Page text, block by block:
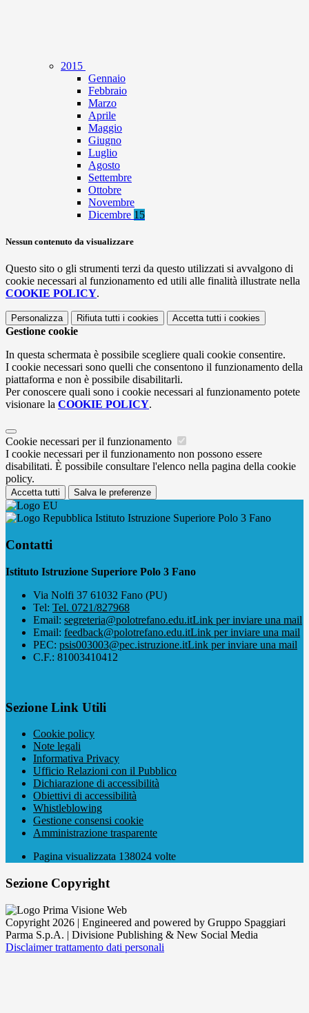
2015
Gennaio
Febbraio
Marzo
Aprile
Maggio
Giugno
Luglio
Agosto
Settembre
Ottobre
Novembre
Dicembre 15
Nessun contenuto da visualizzare
Questo sito o gli strumenti terzi da questo utilizzati si avvalgono di
cookie necessari al funzionamento ed utili alle finalità illustrate nella
COOKIE POLICY.
Personalizza Rifiuta tutti i cookies Accetta tutti i cookies
Gestione cookie
In questa schermata è possibile scegliere quali cookie consentire.
I cookie necessari sono quelli che consentono il funzionamento della
piattaforma e non è possibile disabilitarli.
Per conoscere quali sono i cookie necessari al funzionamento potete
visionare la COOKIE POLICY.
Cookie necessari per il funzionamento
I cookie necessari per il funzionamento non possono essere
disabilitati. È possibile consultare l'elenco nella pagina della cookie
policy.
Accetta tutti Salva le preferenze
Istituto Istruzione Superiore Polo 3 Fano
Contatti
Istituto Istruzione Superiore Polo 3 Fano
Via Nolfi 37 61032 Fano (PU)
Tel: Tel. 0721/827968
Email: segreteria@polotrefano.e​du.itLink per inviare una mail
Email: feedback@polotrefano.edu.itLink per inviare una mail
PEC: psis003003@pec.istruzione.itLink per inviare una mail
C.F.: 81003410412
Sezione Link Utili
Cookie policy
Note legali
Informativa Privacy
Ufficio Relazioni con il Pubblico
Dichiarazione di accessibilità
Obiettivi di accessibilità
Whistleblowing
Gestione consensi cookie
Amministrazione trasparente
Pagina visualizzata 138024 volte
Sezione Copyright
Copyright 2026 | Engineered and powered by Gruppo Spaggiari
Parma S.p.A. | Divisione Publishing & New Social Media
Disclaimer trattamento dati personali